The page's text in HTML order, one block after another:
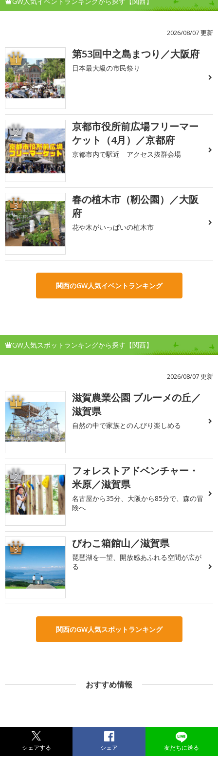
2026/08/07 更新
1 第53回中之島まつり／大阪府
日本最大級の市民祭り
2
京都市役所前広場フリーマー
ケット（4月）／京都府
京都市内で駅近 アクセス抜群会場
3
春の植木市（靭公園）／大阪
府
花や木がいっぱいの植木市
関西のGW人気イベントランキング
GW人気スポットランキングから探す【関西】
2026/08/07 更新
1
滋賀農業公園 ブルーメの丘／
滋賀県
自然の中で家族とのんびり楽しめる
2
フォレストアドベンチャー・
米原／滋賀県
名古屋から35分、大阪から85分で、森の冒
険へ
3 びわこ箱館山／滋賀県
琵琶湖を一望、開放感あふれる空間が広が
る
関西のGW人気スポットランキング
おすすめ情報
シェアする シェア 友だちに送る